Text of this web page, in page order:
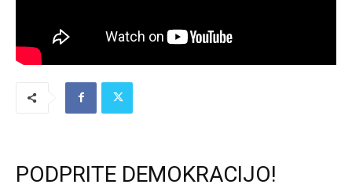
PODPRITE DEMOKRACIJO!